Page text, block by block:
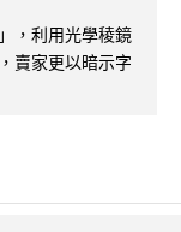
，利用光學稜鏡
賣家更以暗示字